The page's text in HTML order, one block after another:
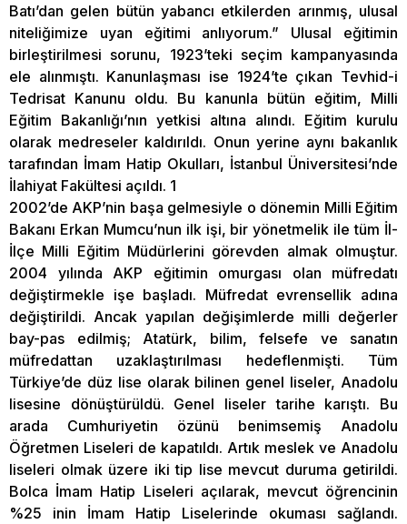
Batı’dan gelen bütün yabancı etkilerden arınmış, ulusal
niteliğimize uyan eğitimi anlıyorum.” Ulusal eğitimin
birleştirilmesi sorunu, 1923’teki seçim kampanyasında
ele alınmıştı. Kanunlaşması ise 1924’te çıkan Tevhid-i
Tedrisat Kanunu oldu. Bu kanunla bütün eğitim, Milli
Eğitim Bakanlığı’nın yetkisi altına alındı. Eğitim kurulu
olarak medreseler kaldırıldı. Onun yerine aynı bakanlık
tarafından İmam Hatip Okulları, İstanbul Üniversitesi’nde
İlahiyat Fakültesi açıldı. 1
2002’de AKP’nin başa gelmesiyle o dönemin Milli Eğitim
Bakanı Erkan Mumcu’nun ilk işi, bir yönetmelik ile tüm İl-
İlçe Milli Eğitim Müdürlerini görevden almak olmuştur.
2004 yılında AKP eğitimin omurgası olan müfredatı
değiştirmekle işe başladı. Müfredat evrensellik adına
değiştirildi. Ancak yapılan değişimlerde milli değerler
bay-pas edilmiş; Atatürk, bilim, felsefe ve sanatın
müfredattan uzaklaştırılması hedeflenmişti. Tüm
Türkiye’de düz lise olarak bilinen genel liseler, Anadolu
lisesine dönüştürüldü. Genel liseler tarihe karıştı. Bu
arada Cumhuriyetin özünü benimsemiş Anadolu
Öğretmen Liseleri de kapatıldı. Artık meslek ve Anadolu
liseleri olmak üzere iki tip lise mevcut duruma getirildi.
Bolca İmam Hatip Liseleri açılarak, mevcut öğrencinin
%25 inin İmam Hatip Liselerinde okuması sağlandı.